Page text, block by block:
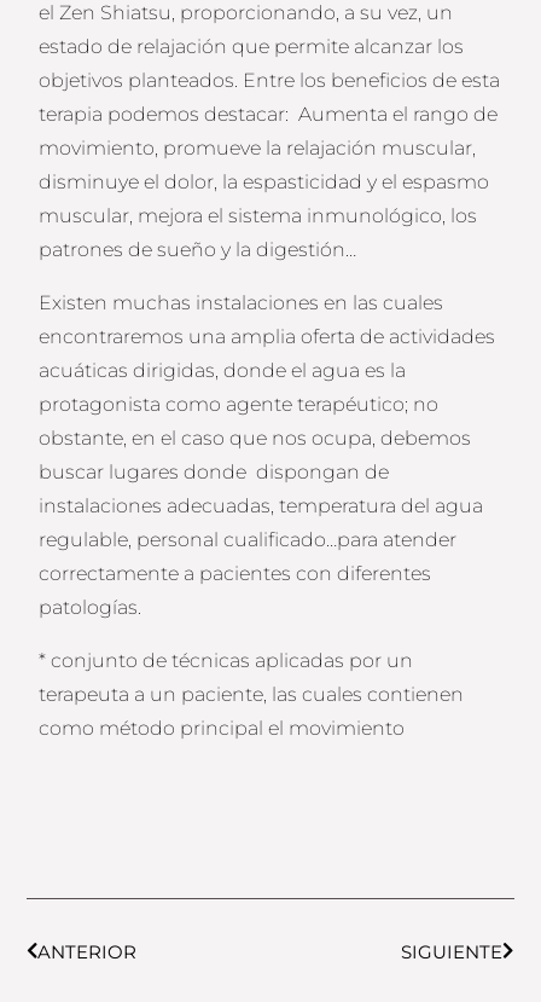
el Zen Shiatsu, proporcionando, a su vez, un
estado de relajación que permite alcanzar los
objetivos planteados. Entre los beneficios de esta
terapia podemos destacar: Aumenta el rango de
movimiento, promueve la relajación muscular,
disminuye el dolor, la espasticidad y el espasmo
muscular, mejora el sistema inmunológico, los
patrones de sueño y la digestión…
Existen muchas instalaciones en las cuales
encontraremos una amplia oferta de actividades
acuáticas dirigidas, donde el agua es la
protagonista como agente terapéutico; no
obstante, en el caso que nos ocupa, debemos
buscar lugares donde dispongan de
instalaciones adecuadas, temperatura del agua
regulable, personal cualificado…para atender
correctamente a pacientes con diferentes
patologías.
* conjunto de técnicas aplicadas por un
terapeuta a un paciente, las cuales contienen
como método principal el movimiento
ANTERIOR
SIGUIENTE